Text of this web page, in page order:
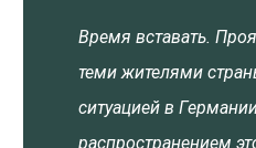
Время вставать.
теми жителями
ситуацией в
распространением